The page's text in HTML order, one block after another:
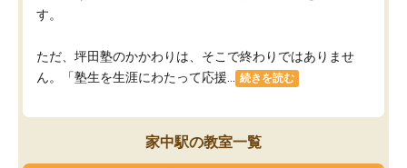
す。
ただ、坪田塾のかかわりは、そこで終わりではありませ
ん。「塾生を生涯にわたって応援...
続きを読む
家中駅の教室一覧